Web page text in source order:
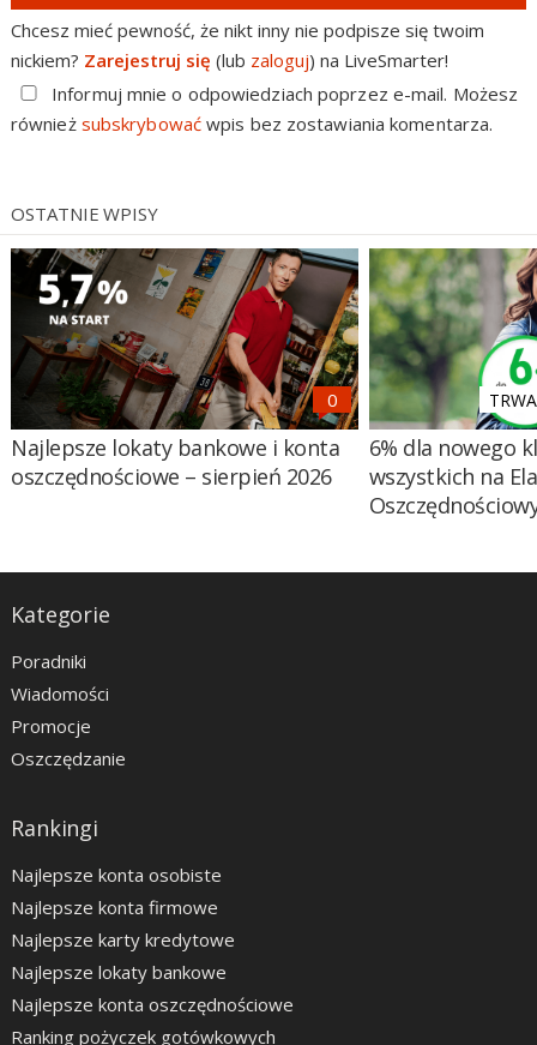
Chcesz mieć pewność, że nikt inny nie podpisze się twoim
nickiem? Zarejestruj się (lub zaloguj) na LiveSmarter!
Informuj mnie o odpowiedziach poprzez e-mail. Możesz
również subskrybowaćwpis bez zostawiania komentarza.
OSTATNIE WPISY
Najlepsze lokaty bankowe i konta
oszczędnościowe – sierpień 2026
6% dla nowego
wszystkich na
Kategorie
Poradniki
Wiadomości
Promocje
Oszczędzanie
Rankingi
Najlepsze konta osobiste
Najlepsze konta firmowe
Najlepsze karty kredytowe
Najlepsze lokaty bankowe
Najlepsze konta oszczędnościowe
Ranking pożyczek gotówkowych